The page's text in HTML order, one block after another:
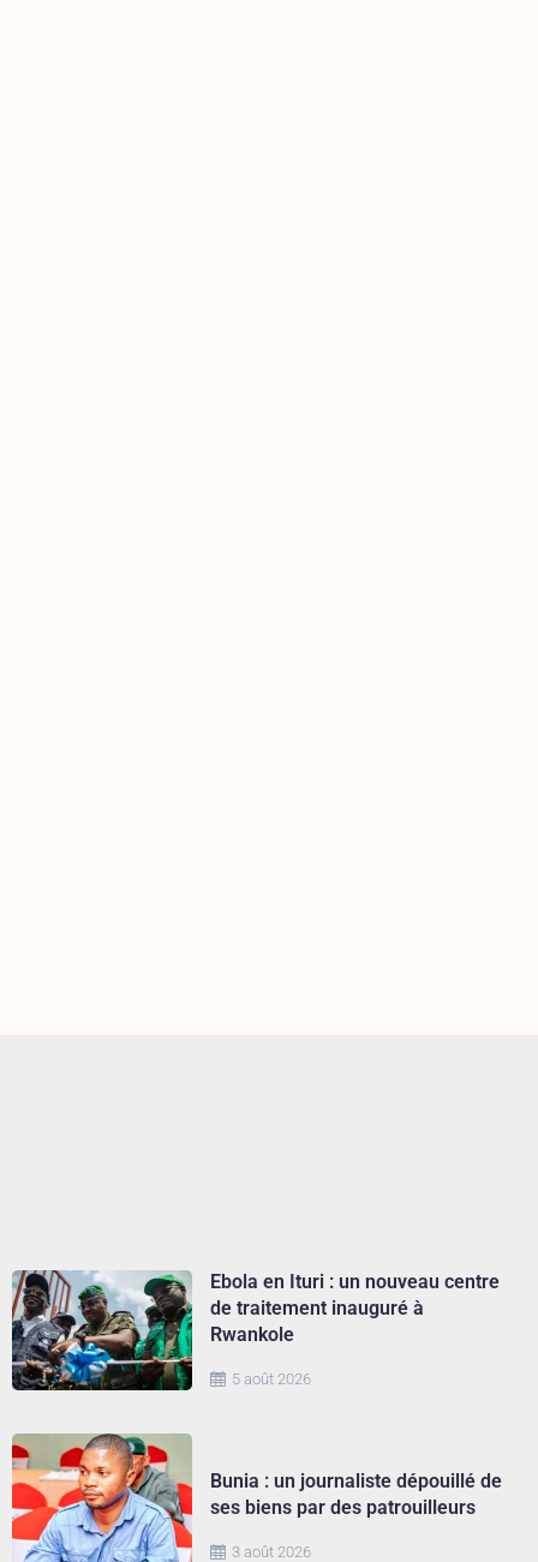
5 août 2026
Ebola en Ituri : un nouveau centre
de traitement inauguré à
Rwankole
3 août 2026
Bunia : un journaliste dépouillé de
ses biens par des patrouilleurs